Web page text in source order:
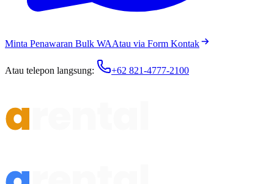
Minta Penawaran Bulk WAAtau via Form Kontak
Atau telepon langsung: +62 821-4777-2100